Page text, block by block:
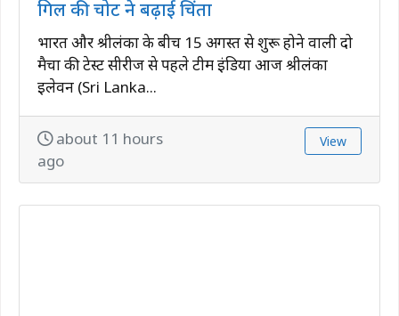
गिल की चोट ने बढ़ाई चिंता
भारत और श्रीलंका के बीच 15 अगस्त से शुरू होने वाली दो
मैचों की टेस्ट सीरीज से पहले टीम इंडिया आज श्रीलंका
इलेवन (Sri Lanka...
about 11 hours
ago
View